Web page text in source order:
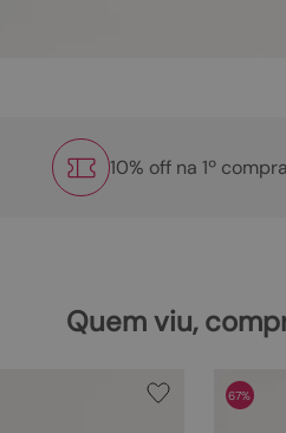
10% off na 1º compra
Quem viu,
67%